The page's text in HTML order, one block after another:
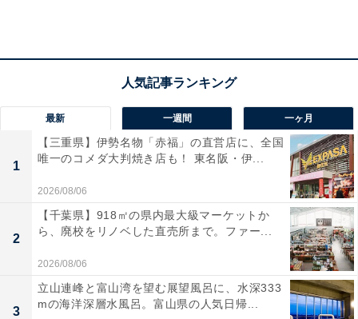
年に一度の“ショコラの祭典”として親しまれている、高
島屋のバレンタイン催事「アムール・デュ・ショコ
」。高島屋オンラインストアでは1月6日から、高島屋
各店では1月25日から順次スタートします。
今年は、日本初上陸のブランドやワールドクラスで愛さ
れるショコラブランドはもちろん、ますます注目が高ま
っているフードロスや環境・社会問題などにショコラで
最新 一週間 一ヶ月
1
【三重県】伊勢名物「赤福」の直営店に、全国
唯一のコメダ大判焼き店も！ 東名阪・伊...
2026/08/06
2
【千葉県】918㎡の県内最大級マーケットか
ら、廃校をリノベした直売所まで。ファー...
2026/08/06
3
立山連峰と富山湾を望む展望風呂に、水深333
mの海洋深層水風呂。富山県の人気日帰...